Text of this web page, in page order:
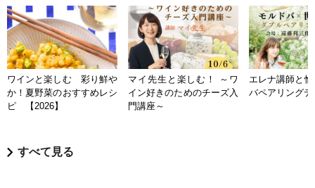
ワインと楽しむ 彩り鮮や
か！夏野菜のおすすめレシ
ピ 【2026】
マイ先生と楽しむ！ ～ワ
イン好きのためのチーズ入
門講座～
エレナ講師と
バペアリングデ
すべて見る